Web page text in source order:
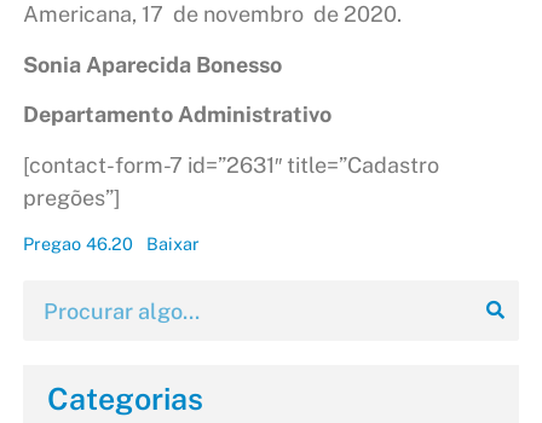
Americana, 17 de novembro de 2020.
Sonia Aparecida Bonesso
Departamento Administrativo
[contact-form-7 id=”2631″ title=”Cadastro
pregões”]
Pregao 46.20 Baixar
Categorias